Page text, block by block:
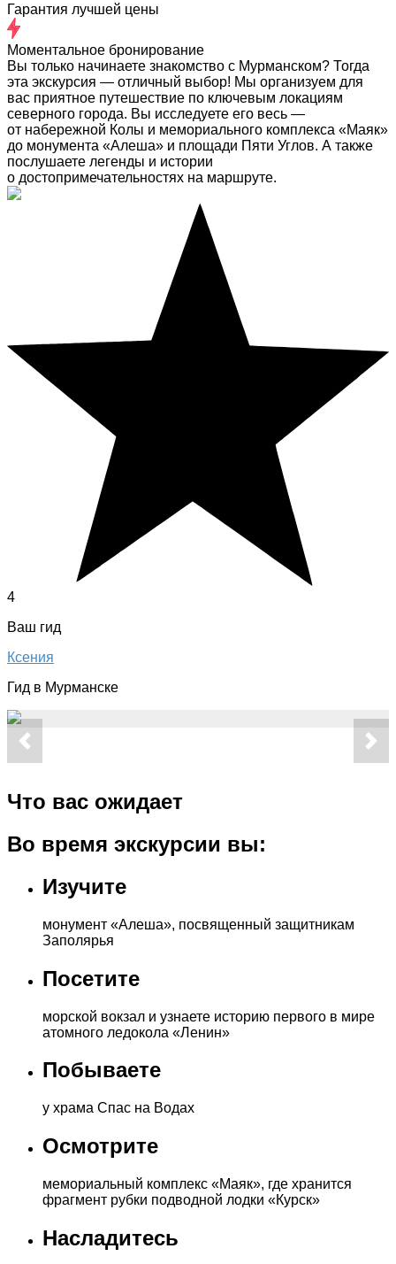
Гарантия лучшей цены
Моментальное бронирование
Вы только начинаете знакомство с Мурманском? Тогда
эта экскурсия — отличный выбор! Мы организуем для
вас приятное путешествие по ключевым локациям
северного города. Вы исследуете его весь —
от набережной Колы и мемориального комплекса «Маяк»
до монумента «Алеша» и площади Пяти Углов. А также
послушаете легенды и истории
о достопримечательностях на маршруте.
4
Ваш гид
Ксения
Гид в Мурманске
Что вас ожидает
Во время экскурсии вы:
Изучите
монумент «Алеша», посвященный защитникам
Заполярья
Посетите
морской вокзал и узнаете историю первого в мире
атомного ледокола «Ленин»
Побываете
у храма Спас на Водах
Осмотрите
мемориальный комплекс «Маяк», где хранится
фрагмент рубки подводной лодки «Курск»
Насладитесь